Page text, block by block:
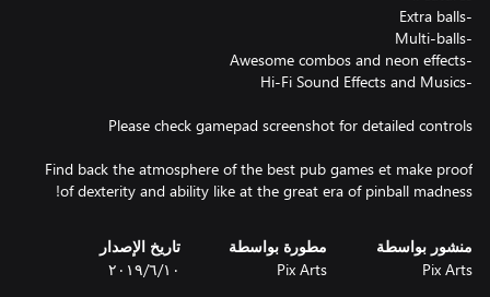
Find back the atmosphere of the best pub games et make proof
of dexterity and ability like at the great era of pinball madness!
منشور بواسطة
Pix Arts
مطورة بواسطة
Pix Arts
تاريخ الإصدار
١٠‏/٦‏/٢٠١٩